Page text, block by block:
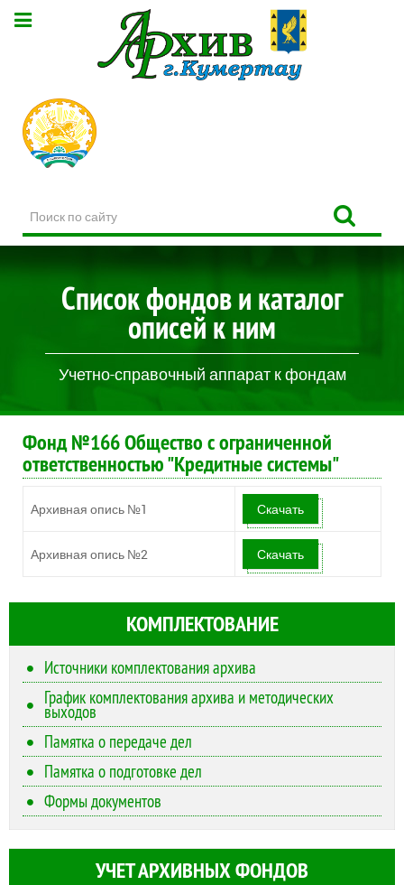
по
сайту
Список фондов и каталог
описей к ним
Учетно-справочный аппарат к фондам
Фонд №166 Общество с ограниченной
ответственностью "Кредитные системы"
Архивная опись №1 Скачать
Архивная опись №2 Скачать
КОМПЛЕКТОВАНИЕ
Источники комплектования архива
График комплектования архива и методических
выходов
Памятка о передаче дел
Памятка о подготовке дел
Формы документов
УЧЕТ АРХИВНЫХ ФОНДОВ